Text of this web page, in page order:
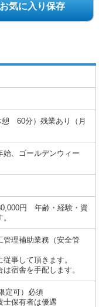
お気に入り保存
60分）残業あり（月
始、ゴールデンウィー
円 年齢・経験・資
管理補助業務（安全管
事して頂きます。
宿舎を手配します。
定可）必須
士保有者は優遇